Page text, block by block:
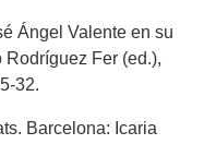
Ángel Valente en su
Fer (ed.),
32.
Barcelona: Icaria